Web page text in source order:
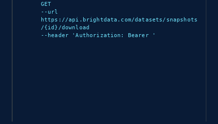
Description, In stock, Color, Size, Reviews
count, Main image, Category url, Category, and
more.
GET
--url
https://api.brightdata.com/datasets/snapshots
/{id}/download
--header 'Authorization: Bearer
'